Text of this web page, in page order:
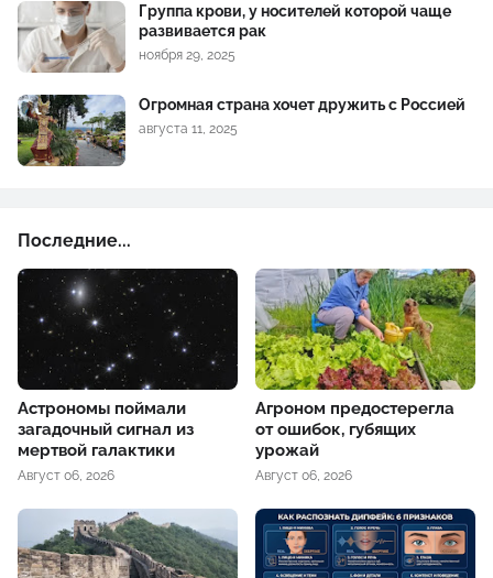
Группа крови, у носителей которой чаще
развивается рак
ноября 29, 2025
Огромная страна хочет дружить с Россией
августа 11, 2025
Последние...
Астрономы поймали
загадочный сигнал из
мертвой галактики
Август 06, 2026
Агроном предостерегла
от ошибок, губящих
урожай
Август 06, 2026